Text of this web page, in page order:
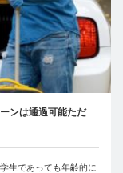
ンは通過可能ただ
生であっても年齢的に